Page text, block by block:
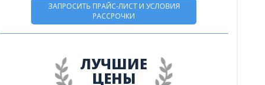
ЗАПРОСИТЬ ПРАЙС-ЛИСТ И УСЛОВИЯ
РАССРОЧКИ
ЛУЧШИЕ
ЦЕНЫ